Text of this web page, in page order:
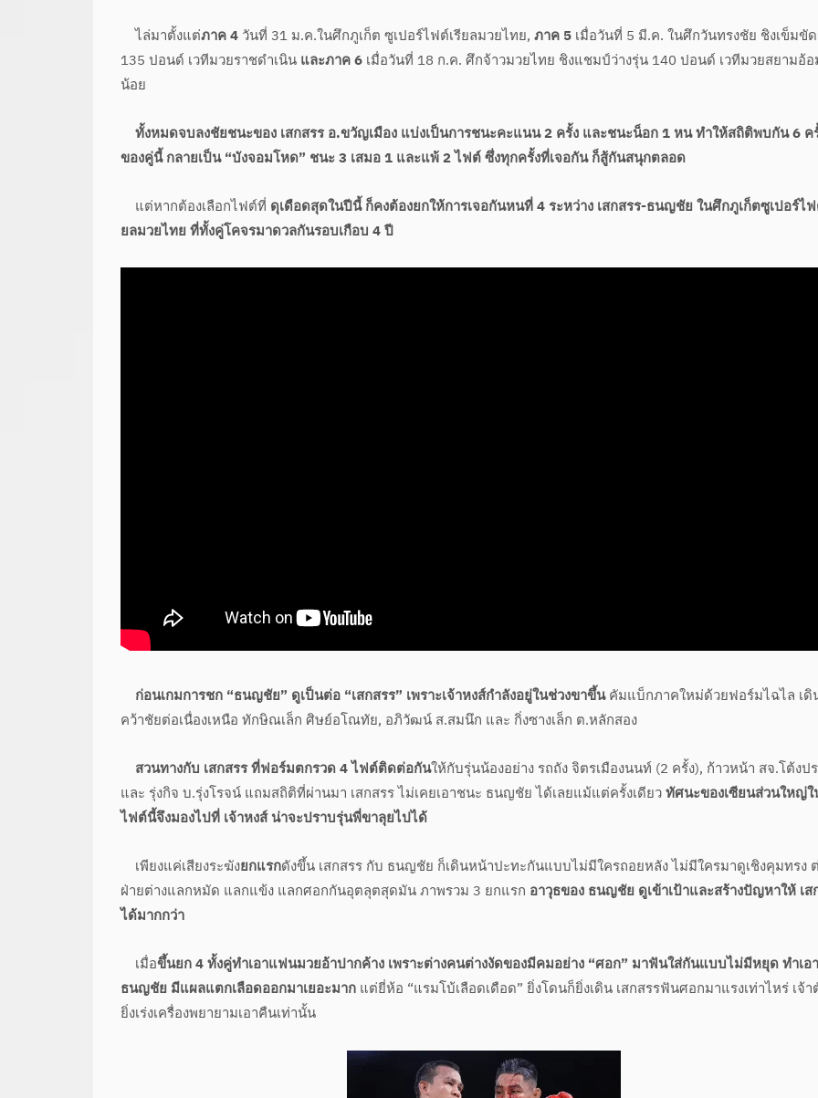
ไล่มาตั้งแต่ภาค 4 วันที่ 31 ม.ค.ในศึกภูเก็ต ซูเปอร์ไฟต์เรียลมวยไทย, ภาค 5 เมื่อวันที่ 5 มี.ค. ในศึกวันทรงชัย ชิงเข็มขั
135 ปอนด์ เวทีมวยราชดำเนิน และภาค 6 เมื่อวันที่ 18 ก.ค. ศึกจ้าวมวยไทย ชิงแชมป์ว่างรุ่น 140 ปอนด์ เวทีมวยสยามอ้
น้อย
ทั้งหมดจบลงชัยชนะของ เสกสรร อ.ขวัญเมือง แบ่งเป็นการชนะคะแนน 2 ครั้ง และชนะน็อก 1 หน ทำให้สถิติพบกัน 6 ค
ของคู่นี้ กลายเป็น “บังจอมโหด” ชนะ 3 เสมอ 1 และแพ้ 2 ไฟต์ ซึ่งทุกครั้งที่เจอกัน ก็สู้กันสนุกตลอด
แต่หากต้องเลือกไฟต์ที่ ดุเดือดสุดในปีนี้ ก็คงต้องยกให้การเจอกันหนที่ 4 ระหว่าง เสกสรร-ธนญชัย ในศึกภูเก็ตซูเปอร์ไฟ
ยลมวยไทย ที่ทั้งคู่โคจรมาดวลกันรอบเกือบ 4 ปี
ก่อนเกมการชก “ธนญชัย” ดูเป็นต่อ “เสกสรร” เพราะเจ้าหงส์กำลังอยู่ในช่วงขาขึ้นคัมแบ็กภาคใหม่ด้วยฟอร์มไฉไล เดิ
คว้าชัยต่อเนื่องเหนือ ทักษิณเล็ก ศิษย์อโณทัย, อภิวัฒน์ ส.สมนึก และ กิ่งซางเล็ก ต.หลักสอง
สวนทางกับ เสกสรร ที่ฟอร์มตกรวด 4 ไฟต์ติดต่อกันให้กับรุ่นน้องอย่าง รถถัง จิตรเมืองนนท์ (2 ครั้ง), ก้าวหน้า สจ.โต้งป
และ รุ่งกิจ บ.รุ่งโรจน์ แถมสถิติที่ผ่านมา เสกสรร ไม่เคยเอาชนะ ธนญชัย ได้เลยแม้แต่ครั้งเดียวทัศนะของเซียนส่วนใหญ่
ไฟต์นี้จึงมองไปที่ เจ้าหงส์ น่าจะปราบรุ่นพี่ขาลุยไปได้
เพียงแค่เสียงระฆังยกแรกดังขึ้น เสกสรร กับ ธนญชัย ก็เดินหน้าปะทะกันแบบไม่มีใครถอยหลัง ไม่มีใครมาดูเชิงคุมทรง
ฝ่ายต่างแลกหมัด แลกแข้ง แลกศอกกันอุตลุตสุดมัน ภาพรวม 3 ยกแรก อาวุธของ ธนญชัย ดูเข้าเป้าและสร้างปัญหาให้ เส
ได้มากกว่า
เมื่อขึ้นยก 4 ทั้งคู่ทำเอาแฟนมวยอ้าปากค้าง เพราะต่างคนต่างงัดของมีคมอย่าง “ศอก” มาฟันใส่กันแบบไม่มีหยุด ทำเอา
ธนญชัย มีแผลแตกเลือดออกมาเยอะมาก แต่ยี่ห้อ “แรมโบ้เลือดเดือด” ยิ่งโดนก็ยิ่งเดิน เสกสรรฟันศอกมาแรงเท่าไหร่ เจ้า
ยิ่งเร่งเครื่องพยายามเอาคืนเท่านั้น